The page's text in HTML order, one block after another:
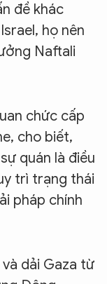
đề khác
họ nên
Naftali
chức cấp
cho biết,
quán là điều
trì trạng thái
pháp chính
dải Gaza từ